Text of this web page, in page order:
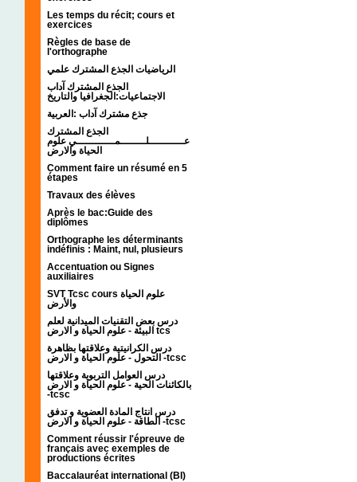
Les temps du récit; cours et
exercices
Règles de base de
l'orthographe
الرياضيات الجذع المشترك علمي
الجذع المشترك آداب
الاجتماعيات:الجغرافيا والتاريخ
جذع مشترك آداب :العربية
الجذع المشترك
عـــــــــــلــــــــمــــــــــــي علوم
الحياة والارض
Comment faire un résumé en 5
étapes
Travaux des élèves
Après le bac:Guide des
diplômes
Orthographe les déterminants
indéfinis : Maint, nul, plusieurs
Accentuation ou Signes
auxiliaires
SVT Tcsc cours علوم الحياة
والأرض
درس بعض التقنيات الميدانية لعلم
البيئة - علوم الحياة و الارض tcs
درس الكرانيتية وعلاقتها بظاهرة
التحول - علوم الحياة و الارض -tcsc
درس العوامل التربوية وعلاقتها
بالكائنات الحية - علوم الحياة و الارض
-tcsc
درس انتاج المادة العضوية و تدفق
الطاقة - علوم الحياة و الارض -tcsc
Comment réussir l'épreuve de
français avec exemples de
productions écrites
Baccalauréat international (BI)